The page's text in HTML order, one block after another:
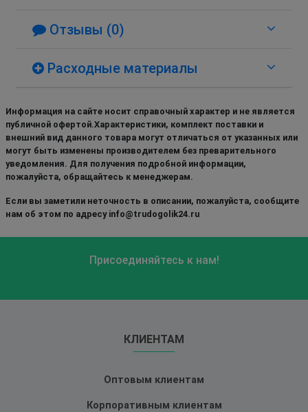
Отзывы (0)
Расходные материалы
Информация на сайте носит справочный характер и не является
публичной офертой.Характеристики, комплект поставки и
внешний вид данного товара могут отличаться от указанных или
могут быть изменены производителем без преварительного
уведомления. Для получения подробной информации,
пожалуйста, обращайтесь к менеджерам.
Если вы заметили неточность в описании, пожалуйста, сообщите
нам об этом по адресу info@trudogolik24.ru
Присоединяйтесь к нам!
КЛИЕНТАМ
Оптовым клиентам
Корпоративным клиентам